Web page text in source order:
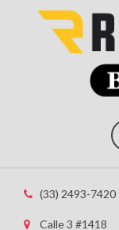
(33) 2493-7420
Calle 3 #1418